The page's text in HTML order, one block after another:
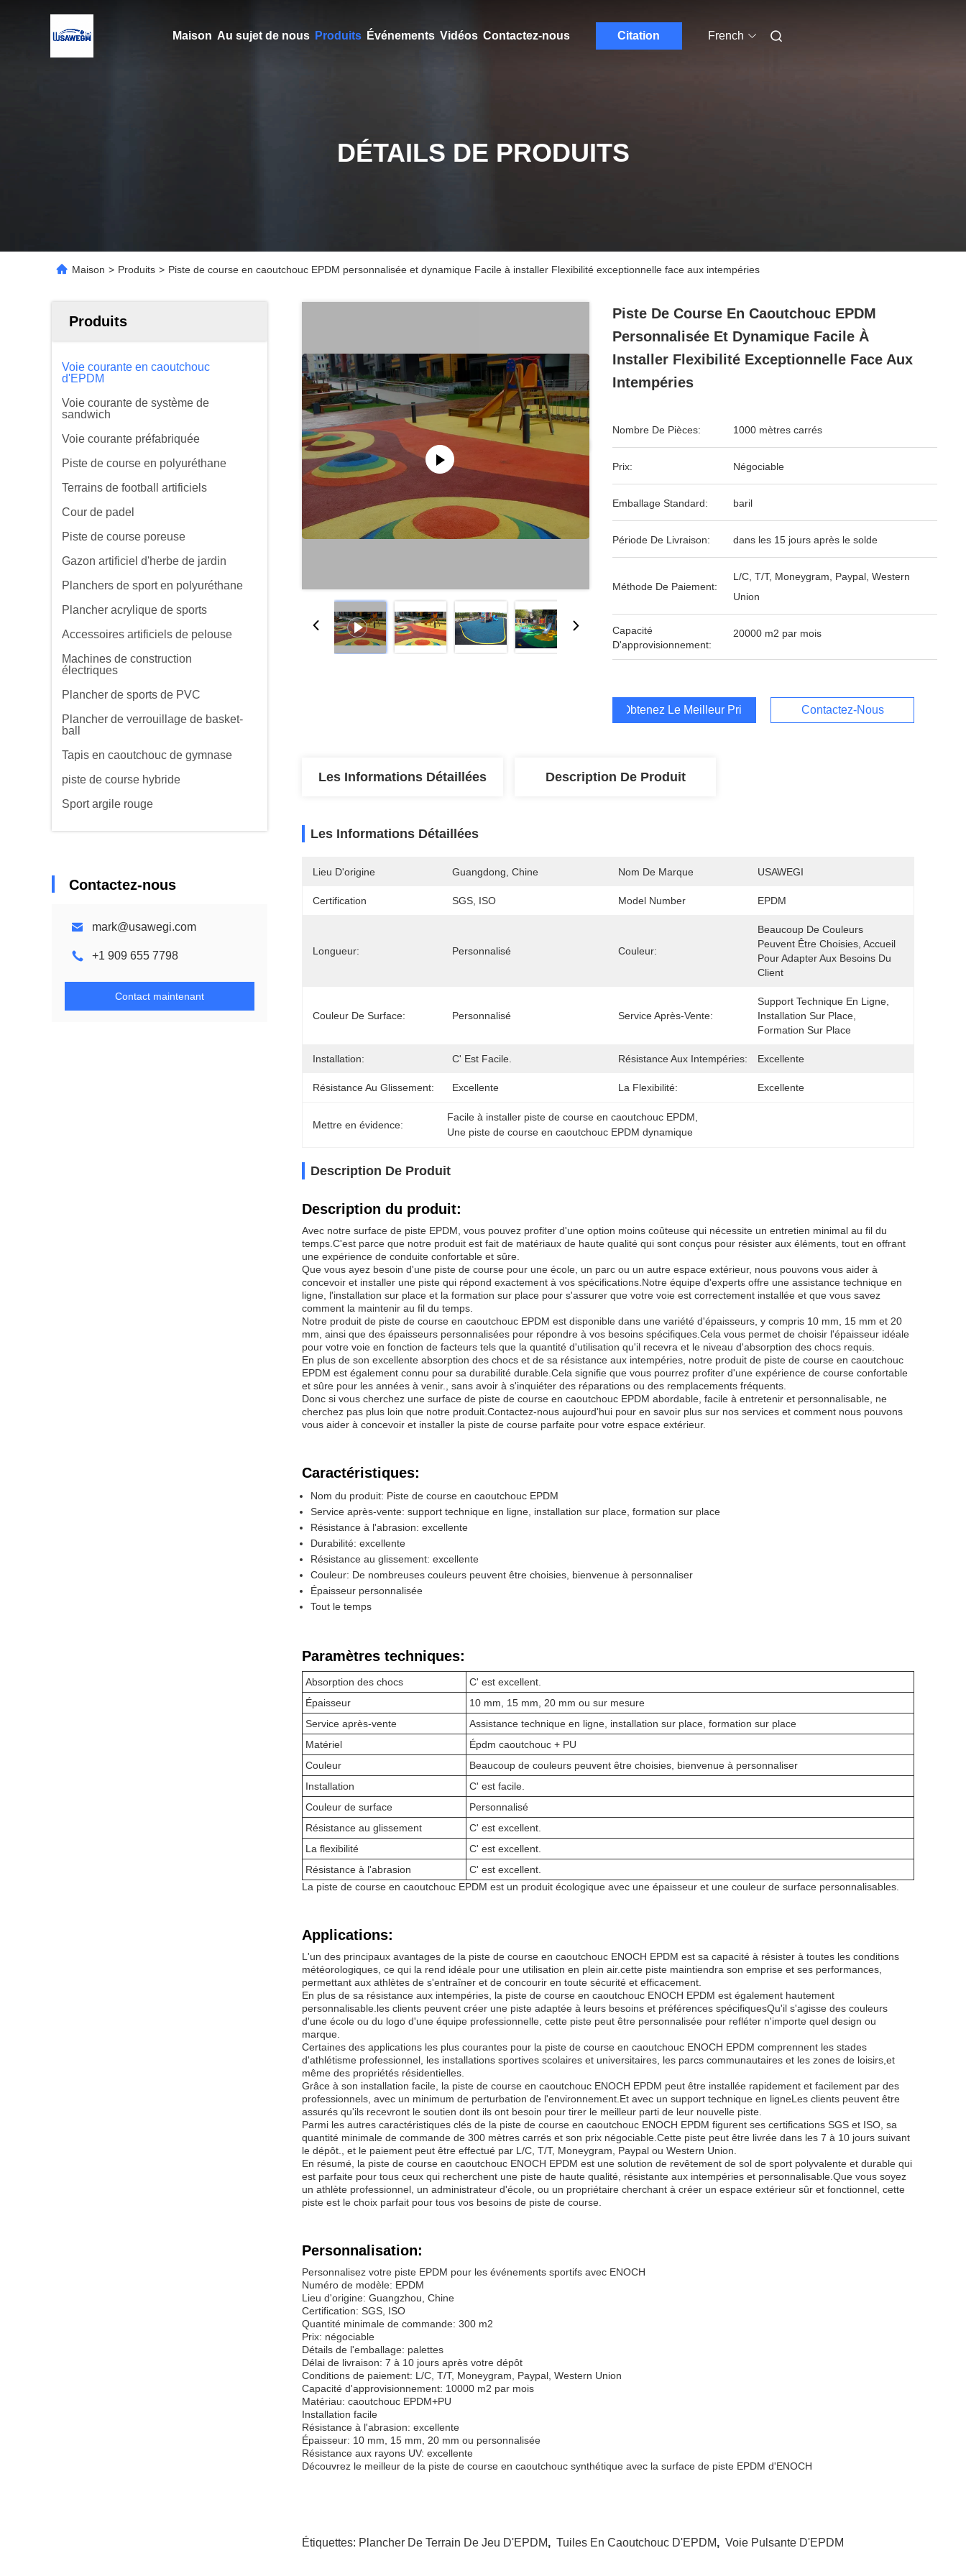
Maison Au sujet de nous Produits Événements Vidéos Contactez-nous Citation French
DÉTAILS DE PRODUITS
Maison > Produits > Piste de course en caoutchouc EPDM personnalisée et dynamique Facile à installer Flexibilité exceptionnelle face aux intempéries
Produits
Voie courante en caoutchouc
d'EPDM
Voie courante de système de
sandwich
Voie courante préfabriquée
Piste de course en polyuréthane
Terrains de football artificiels
Cour de padel
Piste de course poreuse
Gazon artificiel d'herbe de jardin
Planchers de sport en polyuréthane
Plancher acrylique de sports
Accessoires artificiels de pelouse
Machines de construction
électriques
Plancher de sports de PVC
Plancher de verrouillage de basket-
ball
Tapis en caoutchouc de gymnase
piste de course hybride
Sport argile rouge
Contactez-nous
mark@usawegi.com
+1 909 655 7798
Contact maintenant
Piste De Course En Caoutchouc EPDM
Personnalisée Et Dynamique Facile À
Installer Flexibilité Exceptionnelle Face Aux
Intempéries
Nombre De Pièces: 1000 mètres carrés
Prix: Négociable
Emballage Standard: baril
Période De Livraison: dans les 15 jours après le solde
Méthode De Paiement:
L/C, T/T, Moneygram, Paypal, Western
Union
Capacité
D'approvisionnement:
20000 m2 par mois
Obtenez Le Meilleur Prix Contactez-Nous
Les Informations Détaillées Description De Produit
Les Informations Détaillées
Lieu D'origine Guangdong, Chine Nom De Marque USAWEGI
Certification SGS, ISO Model Number EPDM
Longueur: Personnalisé Couleur:
Beaucoup De Couleurs
Peuvent Être Choisies, Accueil
Pour Adapter Aux Besoins Du
Client
Couleur De Surface: Personnalisé Service Après-Vente:
Support Technique En Ligne,
Installation Sur Place,
Formation Sur Place
Installation: C' Est Facile. Résistance Aux Intempéries: Excellente
Résistance Au Glissement: Excellente La Flexibilité: Excellente
Mettre en évidence:
Facile à installer piste de course en caoutchouc EPDM
Une piste de course en caoutchouc EPDM dynamique
Description De Produit
Description du produit:
Avec notre surface de piste EPDM, vous pouvez profiter d'une option moins coûteuse qui nécessite un entretien minimal au fil du
temps.C'est parce que notre produit est fait de matériaux de haute qualité qui sont conçus pour résister aux éléments, tout en offrant
une expérience de conduite confortable et sûre.
Que vous ayez besoin d'une piste de course pour une école, un parc ou un autre espace extérieur, nous pouvons vous aider à
concevoir et installer une piste qui répond exactement à vos spécifications.Notre équipe d'experts offre une assistance technique en
ligne, l'installation sur place et la formation sur place pour s'assurer que votre voie est correctement installée et que vous savez
comment la maintenir au fil du temps.
Notre produit de piste de course en caoutchouc EPDM est disponible dans une variété d'épaisseurs, y compris 10 mm, 15 mm et 20
mm, ainsi que des épaisseurs personnalisées pour répondre à vos besoins spécifiques.Cela vous permet de choisir l'épaisseur idéale
pour votre voie en fonction de facteurs tels que la quantité d'utilisation qu'il recevra et le niveau d'absorption des chocs requis.
En plus de son excellente absorption des chocs et de sa résistance aux intempéries, notre produit de piste de course en caoutchouc
EPDM est également connu pour sa durabilité durable.Cela signifie que vous pourrez profiter d'une expérience de course confortable
et sûre pour les années à venir., sans avoir à s'inquiéter des réparations ou des remplacements fréquents.
Donc si vous cherchez une surface de piste de course en caoutchouc EPDM abordable, facile à entretenir et personnalisable, ne
cherchez pas plus loin que notre produit.Contactez-nous aujourd'hui pour en savoir plus sur nos services et comment nous pouvons
vous aider à concevoir et installer la piste de course parfaite pour votre espace extérieur.
Caractéristiques:
Nom du produit: Piste de course en caoutchouc EPDM
Service après-vente: support technique en ligne, installation sur place, formation sur place
Résistance à l'abrasion: excellente
Durabilité: excellente
Résistance au glissement: excellente
Couleur: De nombreuses couleurs peuvent être choisies, bienvenue à personnaliser
Épaisseur personnalisée
Tout le temps
Paramètres techniques:
Absorption des chocs
C' est excellent.
Épaisseur
10 mm, 15 mm, 20 mm ou sur mesure
Service après-vente
Assistance technique en ligne, installation sur place, formation sur place
Matériel
Épdm caoutchouc + PU
Couleur
Beaucoup de couleurs peuvent être choisies, bienvenue à personnaliser
Installation
C' est facile.
Couleur de surface
Personnalisé
Résistance au glissement
C' est excellent.
La flexibilité
C' est excellent.
Résistance à l'abrasion
C' est excellent.
La piste de course en caoutchouc EPDM est un produit écologique avec une épaisseur et une couleur de surface personnalisables.
Applications:
L'un des principaux avantages de la piste de course en caoutchouc ENOCH EPDM est sa capacité à résister à toutes les conditions
météorologiques, ce qui la rend idéale pour une utilisation en plein air.cette piste maintiendra son emprise et ses performances,
permettant aux athlètes de s'entraîner et de concourir en toute sécurité et efficacement.
En plus de sa résistance aux intempéries, la piste de course en caoutchouc ENOCH EPDM est également hautement
personnalisable.les clients peuvent créer une piste adaptée à leurs besoins et préférences spécifiquesQu'il s'agisse des couleurs
d'une école ou du logo d'une équipe professionnelle, cette piste peut être personnalisée pour refléter n'importe quel design ou
marque.
Certaines des applications les plus courantes pour la piste de course en caoutchouc ENOCH EPDM comprennent les stades
d'athlétisme professionnel, les installations sportives scolaires et universitaires, les parcs communautaires et les zones de loisirs,et
même des propriétés résidentielles.
Grâce à son installation facile, la piste de course en caoutchouc ENOCH EPDM peut être installée rapidement et facilement par des
professionnels, avec un minimum de perturbation de l'environnement.Et avec un support technique en ligneLes clients peuvent être
assurés qu'ils recevront le soutien dont ils ont besoin pour tirer le meilleur parti de leur nouvelle piste.
Parmi les autres caractéristiques clés de la piste de course en caoutchouc ENOCH EPDM figurent ses certifications SGS et ISO, sa
quantité minimale de commande de 300 mètres carrés et son prix négociable.Cette piste peut être livrée dans les 7 à 10 jours suivant
le dépôt., et le paiement peut être effectué par L/C, T/T, Moneygram, Paypal ou Western Union.
En résumé, la piste de course en caoutchouc ENOCH EPDM est une solution de revêtement de sol de sport polyvalente et durable qui
est parfaite pour tous ceux qui recherchent une piste de haute qualité, résistante aux intempéries et personnalisable.Que vous soyez
un athlète professionnel, un administrateur d'école, ou un propriétaire cherchant à créer un espace extérieur sûr et fonctionnel, cette
piste est le choix parfait pour tous vos besoins de piste de course.
Personnalisation:
Personnalisez votre piste EPDM pour les événements sportifs avec ENOCH
Numéro de modèle: EPDM
Lieu d'origine: Guangzhou, Chine
Certification: SGS, ISO
Quantité minimale de commande: 300 m2
Prix: négociable
Détails de l'emballage: palettes
Délai de livraison: 7 à 10 jours après votre dépôt
Conditions de paiement: L/C, T/T, Moneygram, Paypal, Western Union
Capacité d'approvisionnement: 10000 m2 par mois
Matériau: caoutchouc EPDM+PU
Installation facile
Résistance à l'abrasion: excellente
Épaisseur: 10 mm, 15 mm, 20 mm ou personnalisée
Résistance aux rayons UV: excellente
Découvrez le meilleur de la piste de course en caoutchouc synthétique avec la surface de piste EPDM d'ENOCH
Étiquettes: Plancher De Terrain De Jeu D'EPDM, Tuiles En Caoutchouc D'EPDM, Voie Pulsante D'EPDM